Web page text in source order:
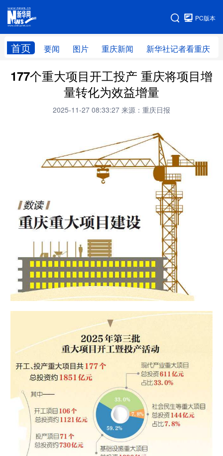
PC版本
首页 要闻 图片 重庆新闻 新华社记者看重庆
网站地图
177个重大项目开工投产 重庆将项目增
量转化为效益增量
2025-11-27 08:33:27 来源：重庆日报